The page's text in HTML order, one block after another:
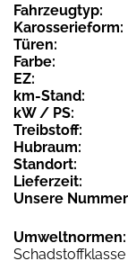
Fahrzeugtyp:
Karosserieform:
Türen:
Farbe:
EZ:
km-Stand:
kW / PS:
Treibstoff:
Hubraum:
Standort:
Lieferzeit:
Unsere
Umweltnormen:
Schadstoffklasse